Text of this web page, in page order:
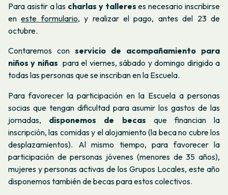
Para asistir a las charlas y talleres es necesario inscribirse
eneste formulario, y realizar el pago, antes del 23 de
octubre.
Contaremos con servicio de acompañamiento para
niños y niñas para el viernes, sábado y domingo dirigido a
todas las personas que se inscriban en la Escuela.
Para favorecer la participación en la Escuela a personas
socias que tengan dificultad para asumir los gastos de las
jornadas, disponemos de becas que financian la
inscripción, las comidas y el alojamiento (la beca no cubre los
desplazamientos). Al mismo tiempo, para favorecer la
participación de personas jóvenes (menores de 35 años),
mujeres y personas activas de los Grupos Locales, este año
disponemos también de becas para estos colectivos.